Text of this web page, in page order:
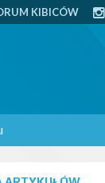
KIBICÓW